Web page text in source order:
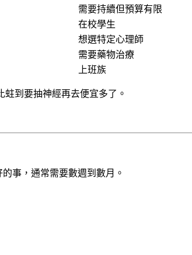
需要持續但預算有限
在校學生
想選特定心理師
需要藥物治療
上班族
到要抽神經再去便宜多了。
事，通常需要數週到數月。